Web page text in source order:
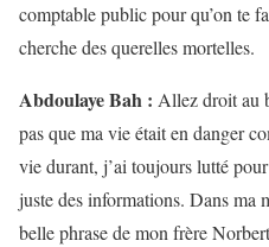
comptable public pour qu’on te
cherche des querelles mortelles.
Abdoulaye Bah : Allez droit au
pas que ma vie était en danger
vie durant, j’ai toujours lutté
juste des informations. Dans ma
belle phrase de mon frère